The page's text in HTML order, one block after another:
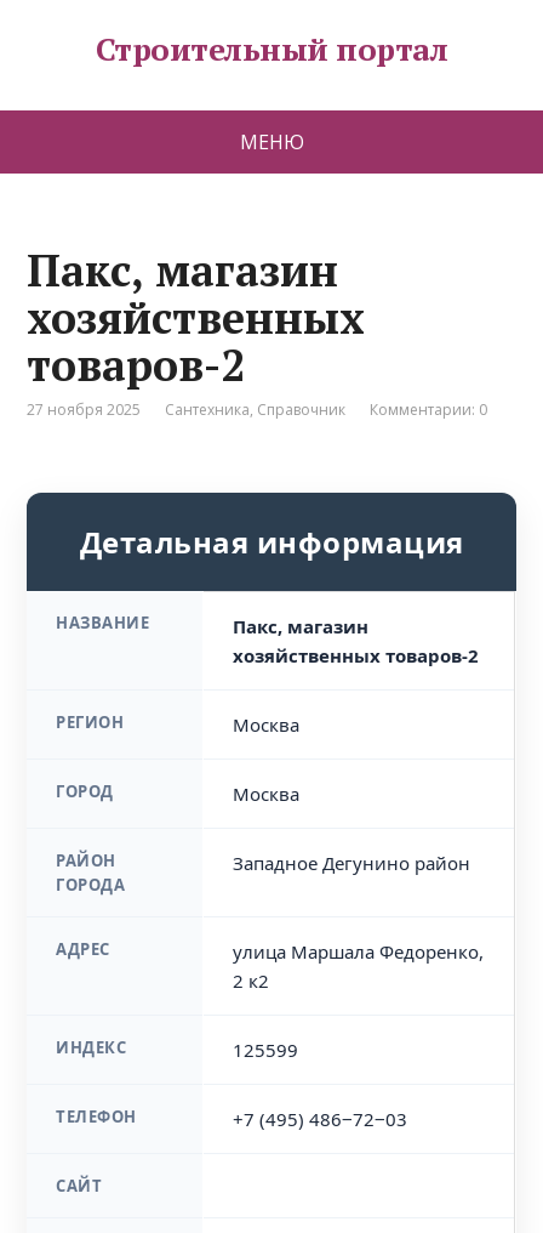
Строительный портал
МЕНЮ
Пакс, магазин
хозяйственных
товаров-2
27 ноября 2025 Сантехника, Справочник Комментарии: 0
Детальная информация
НАЗВАНИЕ
Пакс, магазин
хозяйственных товаров-2
РЕГИОН Москва
ГОРОД Москва
РАЙОН
ГОРОДА
Западное Дегунино район
АДРЕС
улица Маршала Федоренко,
2 к2
ИНДЕКС 125599
ТЕЛЕФОН +7 (495) 486‒72‒03
САЙТ